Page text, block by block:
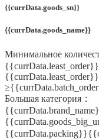
{{currData.goods_sn}}
{{currData.goods_name}}
Минимальное
Большая категория：